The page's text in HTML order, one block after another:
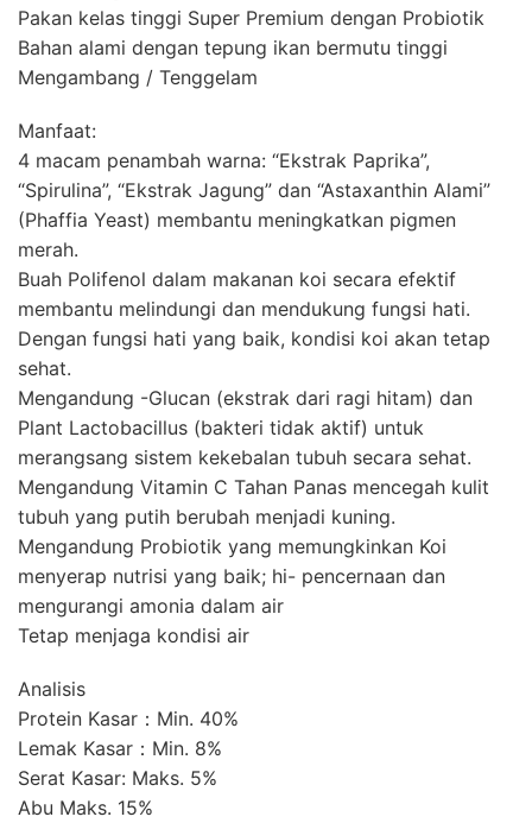
Pakan kelas tinggi Super Premium dengan Probiotik
Bahan alami dengan tepung ikan bermutu tinggi
Mengambang / Tenggelam
Manfaat:
4 macam penambah warna: “Ekstrak Paprika”,
“Spirulina”, “Ekstrak Jagung” dan “Astaxanthin Alami”
(Phaffia Yeast) membantu meningkatkan pigmen
merah.
Buah Polifenol dalam makanan koi secara efektif
membantu melindungi dan mendukung fungsi hati.
Dengan fungsi hati yang baik, kondisi koi akan tetap
sehat.
Mengandung -Glucan (ekstrak dari ragi hitam) dan
Plant Lactobacillus (bakteri tidak aktif) untuk
merangsang sistem kekebalan tubuh secara sehat.
Mengandung Vitamin C Tahan Panas mencegah kulit
tubuh yang putih berubah menjadi kuning.
Mengandung Probiotik yang memungkinkan Koi
menyerap nutrisi yang baik; hi- pencernaan dan
mengurangi amonia dalam air
Tetap menjaga kondisi air
Analisis
Protein Kasar：Min. 40%
Lemak Kasar：Min. 8%
Serat Kasar: Maks. 5%
Abu Maks. 15%